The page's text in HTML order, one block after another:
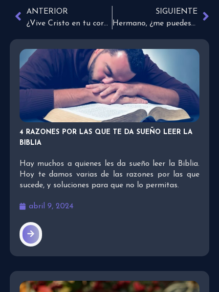
ANTERIOR
¿Vive Cristo en tu corazón?
SIGUIENTE
Hermano, ¿me puedes complacer con una copa?
4 RAZONES POR LAS QUE TE DA SUEÑO LEER LA
BIBLIA
Hay muchos a quienes les da sueño leer la Biblia.
Hoy te damos varias de las razones por las que
sucede, y soluciones para que no lo permitas.
abril 9, 2024